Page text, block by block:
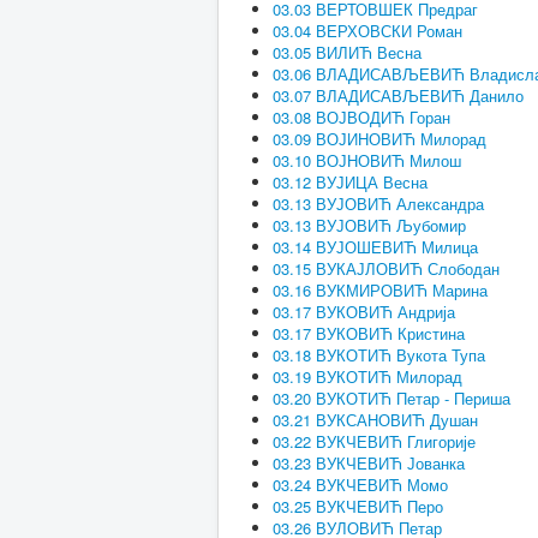
03.03 ВЕРТОВШЕК Предраг
03.04 ВЕРХОВСКИ Роман
03.05 ВИЛИЋ Весна
03.06 ВЛАДИСАВЉЕВИЋ
03.07 ВЛАДИСАВЉЕВИЋ Данило
03.08 ВОЈВОДИЋ Горан
03.09 ВОЈИНОВИЋ Милорад
03.10 ВОЈНОВИЋ Милош
03.12 ВУЈИЦА Весна
03.13 ВУЈОВИЋ Александра
03.13 ВУЈОВИЋ Љубомир
03.14 ВУЈОШЕВИЋ Милица
03.15 ВУКАЈЛОВИЋ Слободан
03.16 ВУКМИРОВИЋ Марина
03.17 ВУКОВИЋ Андрија
03.17 ВУКОВИЋ Кристина
03.18 ВУКОТИЋ Вукота Тупа
03.19 ВУКОТИЋ Милорад
03.20 ВУКОТИЋ Петар - Периша
03.21 ВУКСАНОВИЋ Душан
03.22 ВУКЧЕВИЋ Глигорије
03.23 ВУКЧЕВИЋ Јованка
03.24 ВУКЧЕВИЋ Момо
03.25 ВУКЧЕВИЋ Перо
03.26 ВУЛОВИЋ Петар